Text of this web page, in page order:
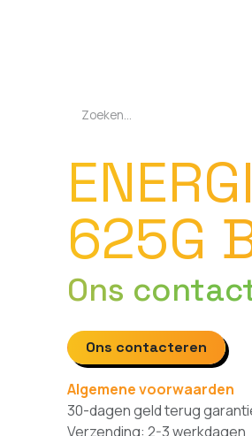
625G
Ons
Ons contacteren
Algemene voorwaarden
30-dagen geld terug
Verzending: 2-3 werkdagen